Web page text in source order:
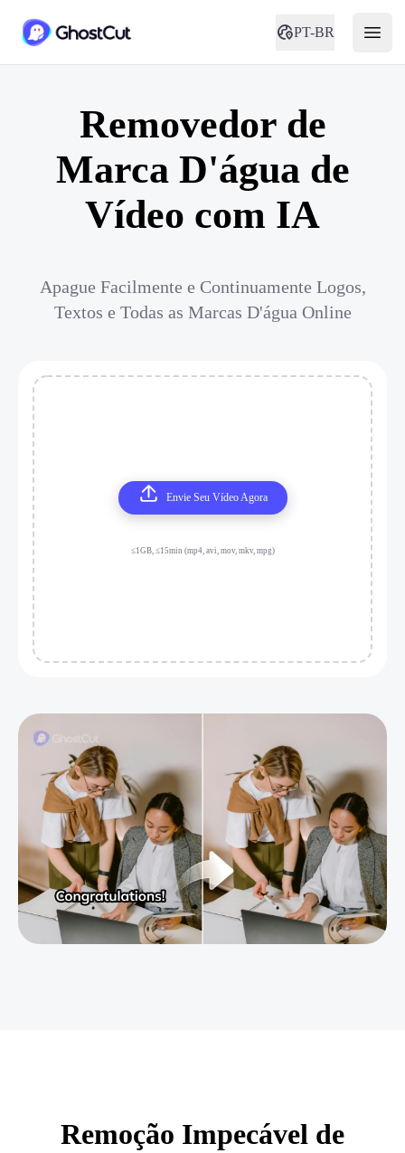
PT-BR
Removedor de
Marca D'água de
Vídeo com IA
Apague Facilmente e Continuamente Logos,
Textos e Todas as Marcas D'água Online
Envie Seu Vídeo Agora
≤1GB, ≤15min (mp4, avi, mov, mkv, mpg)
Remoção Impecável de